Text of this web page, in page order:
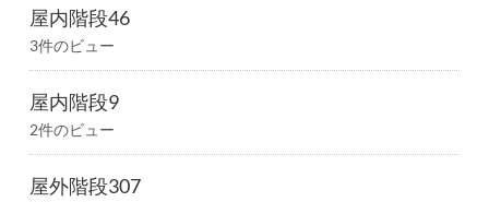
屋内階段46
3件のビュー
屋内階段9
2件のビュー
屋外階段307